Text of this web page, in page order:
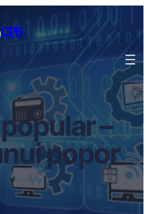
CPB
–
popor